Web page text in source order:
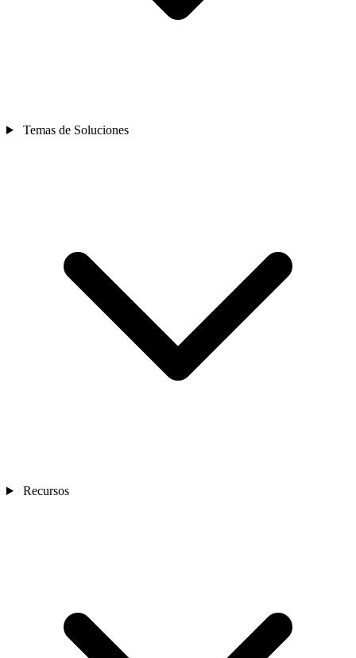
Temas de Soluciones
Recursos